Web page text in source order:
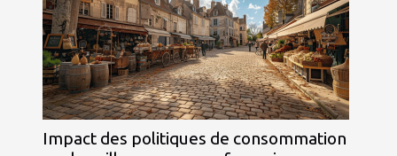
Impact des politiques de consommation